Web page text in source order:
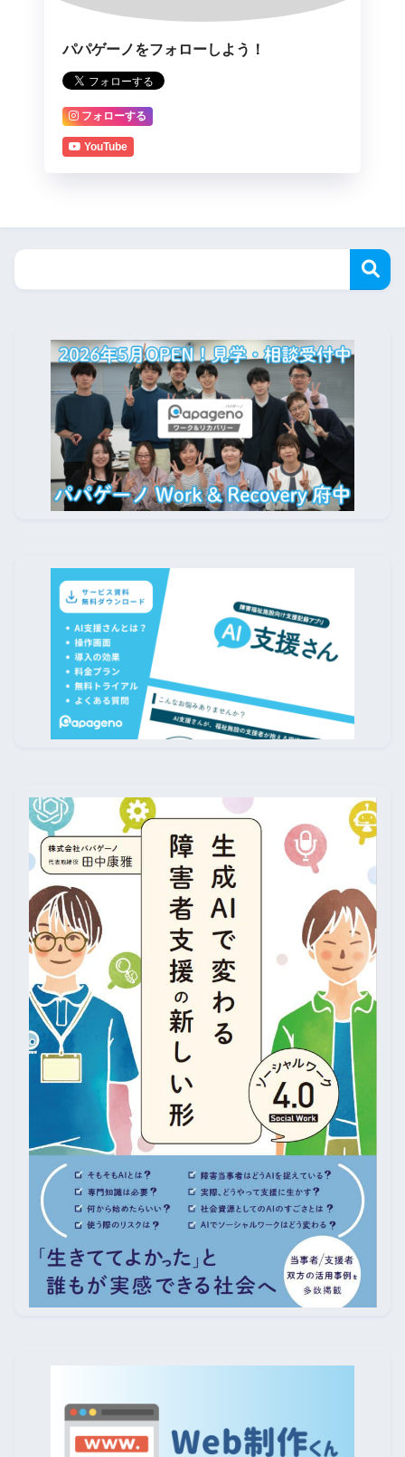
パパゲーノをフォローしよう！
フォローする
YouTube